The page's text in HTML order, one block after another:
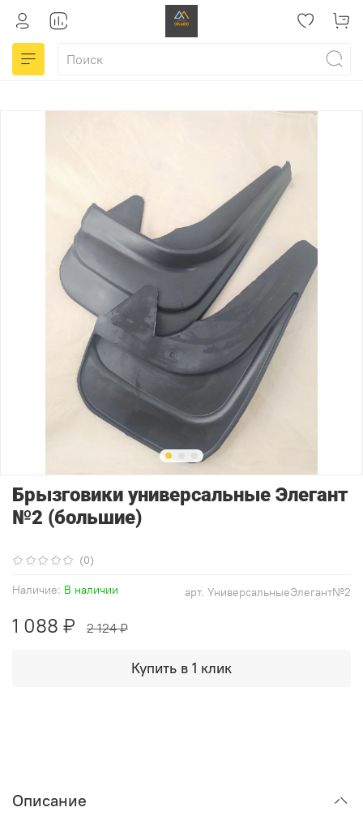
(0)
арт. УниверсальныеЭлегант№2
Наличие: В наличии
Брызговики универсальные Элегант
№2 (большие)
1 088 ₽ 2 124 ₽
Купить в 1 клик
Описание